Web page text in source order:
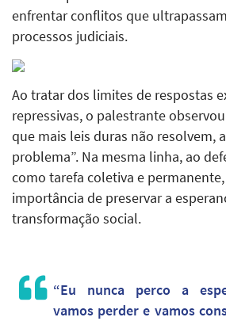
enfrentar conflitos que
processos judiciais.
Ao tratar dos limites de respostas
repressivas, o palestrante
que mais leis duras não resolvem,
problema”. Na mesma linha, ao
como tarefa coletiva e
importância de preservar a
transformação social.
“Eu nunca perco a
vamos perder e vamos